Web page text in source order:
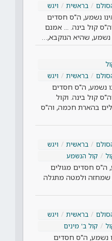
בראשית ויגש
נשמע, ה"ס חסדים
קול בינה. ... אמנם
נשמע, שהיא הנוקבא,…
בראשית ויגש
נשמע, ה"ס חסדים
קול בינה. וקול
בהארת חכמה, וה"ס
בראשית
ויגש
קול הנשמע
ה"ס חסדים מגולים
שמחזה ולמטה מתגלה
בראשית
ויגש
קול ב' מינים
נשמע, ה"ס חסדים